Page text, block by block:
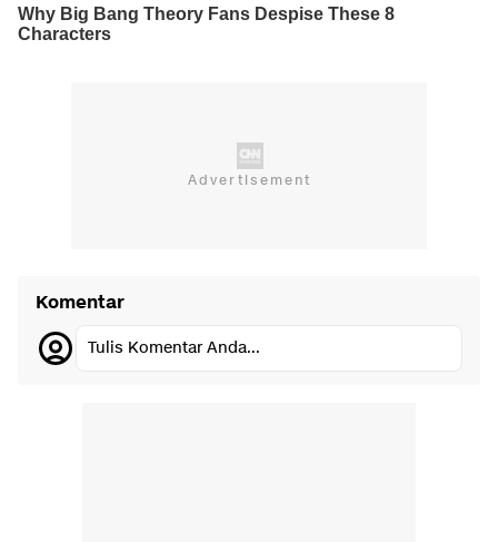
Komentar
Tulis Komentar Anda...